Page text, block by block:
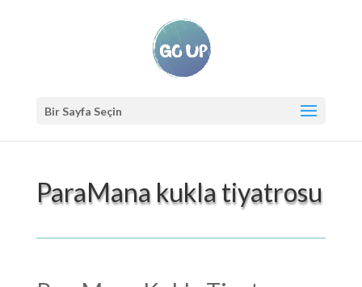
Bir Sayfa Seçin
ParaMana kukla tiyatrosu